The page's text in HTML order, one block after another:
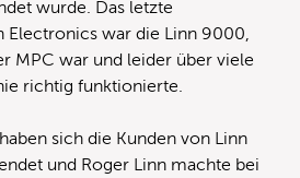
wurde. Das letzte
Electronics war die Linn 9000,
MPC war und leider über viele
richtig funktionierte.
sich die Kunden von Linn
und Roger Linn machte bei